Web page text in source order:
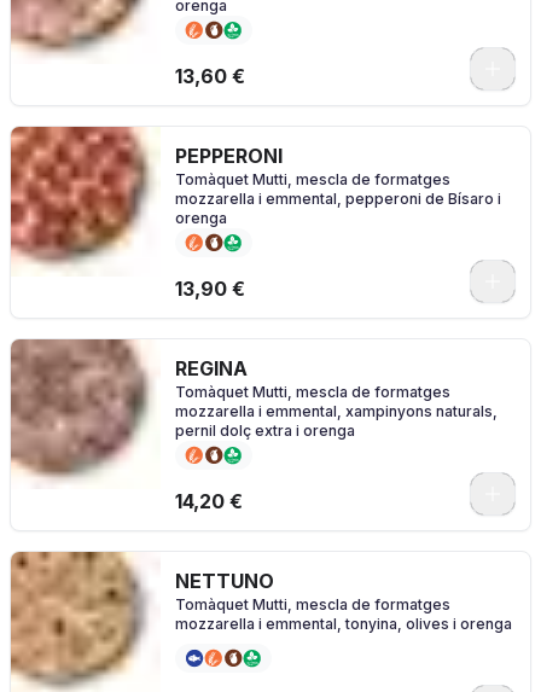
orenga
13,60 €
PEPPERONI
Tomàquet Mutti, mescla de formatges
mozzarella i emmental, pepperoni de Bísaro i
orenga
13,90 €
REGINA
Tomàquet Mutti, mescla de formatges
mozzarella i emmental, xampinyons naturals,
pernil dolç extra i orenga
14,20 €
NETTUNO
Tomàquet Mutti, mescla de formatges
mozzarella i emmental, tonyina, olives i orenga